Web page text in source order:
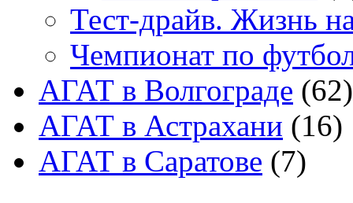
Тест-драйв. Жизнь
Чемпионат по
АГАТ в Волгограде (62)
АГАТ в Астрахани (16)
АГАТ в Саратове (7)